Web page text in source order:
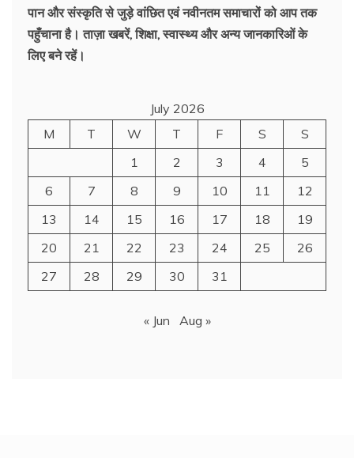
पान और संस्कृति से जुड़े वांछित एवं नवीनतम समाचारों को आप तक
पहुँचाना है। ताज़ा खबरें, शिक्षा, स्वास्थ्य और अन्य जानकारिओं के
लिए बने रहें।
July 2026
M
T W T F S
S
1
2 3 4
5
6
7 8 9 10 11
12
13
14 15 16 17 18
19
20
21 22 23 24 25
26
27
28 29 30 31
« Jun Aug »